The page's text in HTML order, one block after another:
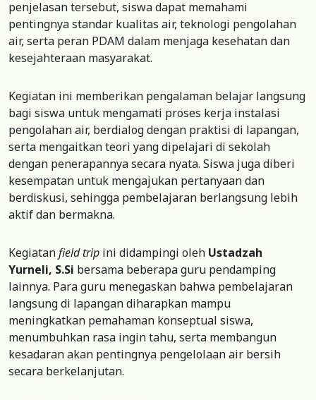
penjelasan tersebut, siswa dapat memahami
pentingnya standar kualitas air, teknologi pengolahan
air, serta peran PDAM dalam menjaga kesehatan dan
kesejahteraan masyarakat.
Kegiatan ini memberikan pengalaman belajar langsung
bagi siswa untuk mengamati proses kerja instalasi
pengolahan air, berdialog dengan praktisi di lapangan,
serta mengaitkan teori yang dipelajari di sekolah
dengan penerapannya secara nyata. Siswa juga diberi
kesempatan untuk mengajukan pertanyaan dan
berdiskusi, sehingga pembelajaran berlangsung lebih
aktif dan bermakna.
Kegiatanfield trip ini didampingi oleh Ustadzah
Yurneli, S.Si bersama beberapa guru pendamping
lainnya. Para guru menegaskan bahwa pembelajaran
langsung di lapangan diharapkan mampu
meningkatkan pemahaman konseptual siswa,
menumbuhkan rasa ingin tahu, serta membangun
kesadaran akan pentingnya pengelolaan air bersih
secara berkelanjutan.